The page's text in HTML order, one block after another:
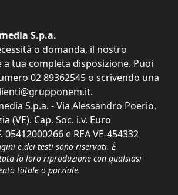
S.p.a.
o domanda, il nostro
a tua completa disposizione. Puoi
02 89362545 o scrivendo una
.
S.p.a. - Via Alessandro Poerio,
(VE). Cap. Soc. i.v. Euro
05412000266 e REA VE-454332
e dei testi sono riservati. È
la loro riproduzione con qualsiasi
totale o parziale.